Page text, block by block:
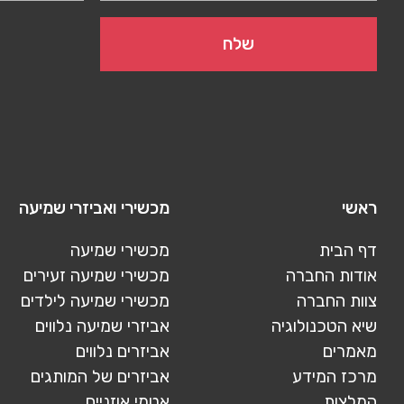
ראשי
דף הבית
אודות החברה
צוות החברה
שיא הטכנולוגיה
מאמרים
מרכז המידע
מכשירי ואביזרי שמיעה
מכשירי שמיעה
מכשירי שמיעה זעירים
מכשירי שמיעה לילדים
אביזרי שמיעה נלווים
אביזרים נלווים
אביזרים של המותגים